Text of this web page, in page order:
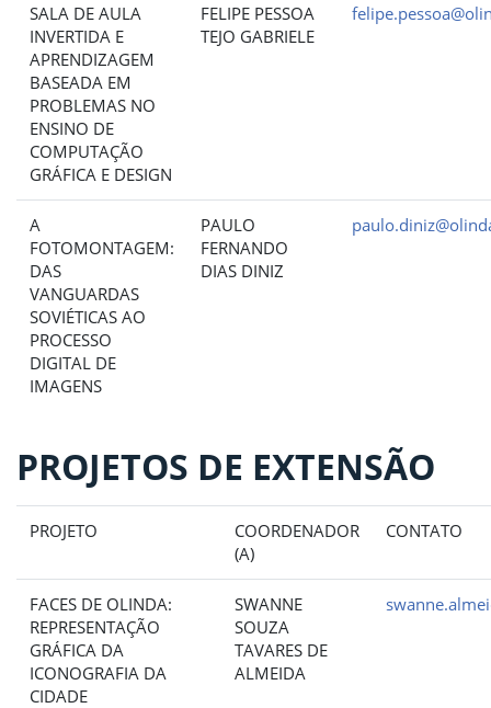
SALA DE AULA
INVERTIDA E
APRENDIZAGEM
BASEADA EM
PROBLEMAS NO
ENSINO DE
COMPUTAÇÃO
GRÁFICA E DESIGN
FELIPE PESSOA
TEJO GABRIELE
A
FOTOMONTAGEM:
DAS
VANGUARDAS
SOVIÉTICAS AO
PROCESSO
DIGITAL DE
IMAGENS
PAULO
FERNANDO
DIAS DINIZ
PROJETOS DE EXTENSÃO
PROJETO
COORDENADOR
(A)
CONTATO
FACES DE OLINDA:
REPRESENTAÇÃO
GRÁFICA DA
ICONOGRAFIA DA
CIDADE
SWANNE
SOUZA
TAVARES DE
ALMEIDA